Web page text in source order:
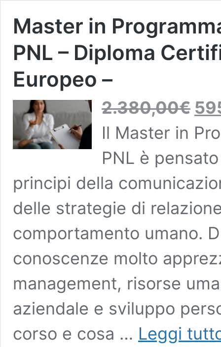
Master in
PNL – Diploma
Europeo –
2.380,00€
Il
prezzo
era:
Il Master in
PNL è
principi della
delle strategie di
comportamento umano.
conoscenze molto
management, risorse
aziendale e sviluppo
corso e cosa … Leggi